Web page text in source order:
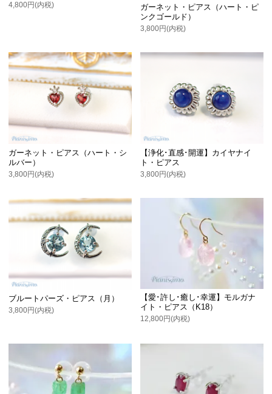
4,800円(内税)
ガーネット・ピアス（ハート・ピ
ンクゴールド）
3,800円(内税)
ガーネット・ピアス（ハート・シ
ルバー）
3,800円(内税)
【浄化･直感･開運】カイヤナイ
ト・ピアス
3,800円(内税)
ブルートパーズ・ピアス（月）
3,800円(内税)
【愛･許し･癒し･幸運】モルガナ
イト・ピアス（K18）
12,800円(内税)